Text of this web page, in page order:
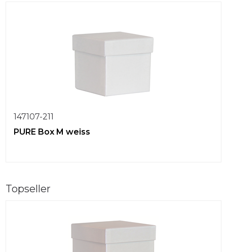
147107-211
PURE Box M weiss
Topseller